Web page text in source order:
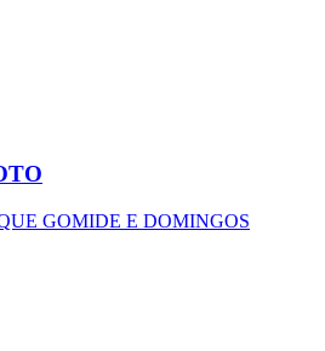
GOMIDE E DOMINGOS